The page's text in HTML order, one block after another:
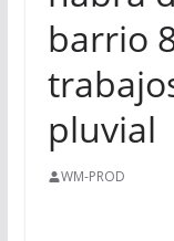
barrio
pluvial
WM-PROD